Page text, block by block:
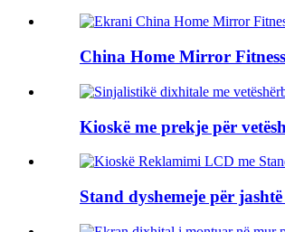
China Home Mirror
Kioskë me prekje për
Stand dyshemeje për